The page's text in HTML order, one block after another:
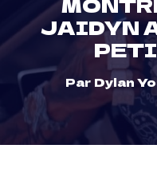
JAIDYN
Par Dylan